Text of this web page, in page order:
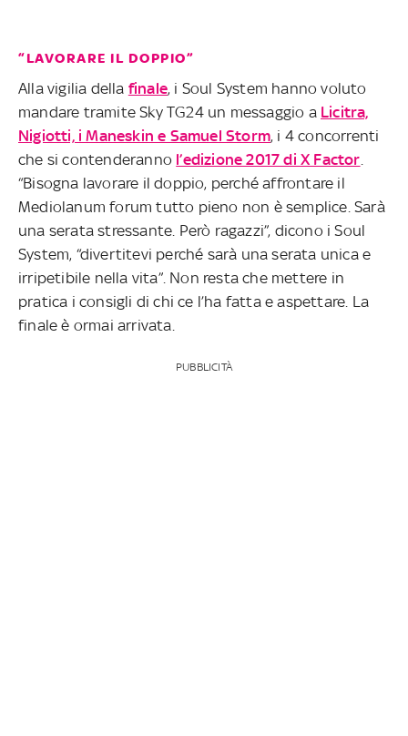
“LAVORARE IL DOPPIO”
Alla vigilia della finale, i Soul System hanno voluto
mandare tramite Sky TG24 un messaggio a Licitra,
Nigiotti, i Maneskin e Samuel Storm, i 4 concorrenti
che si contenderanno l’edizione 2017 di X Factor
“Bisogna lavorare il doppio, perché affrontare il
Mediolanum forum tutto pieno non è semplice. Sarà
una serata stressante. Però ragazzi”, dicono i Soul
System, “divertitevi perché sarà una serata unica e
irripetibile nella vita”. Non resta che mettere in
pratica i consigli di chi ce l’ha fatta e aspettare. La
finale è ormai arrivata.
PUBBLICITÀ